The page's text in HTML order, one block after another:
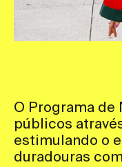
O Programa
públicos
estimulando o
duradouras